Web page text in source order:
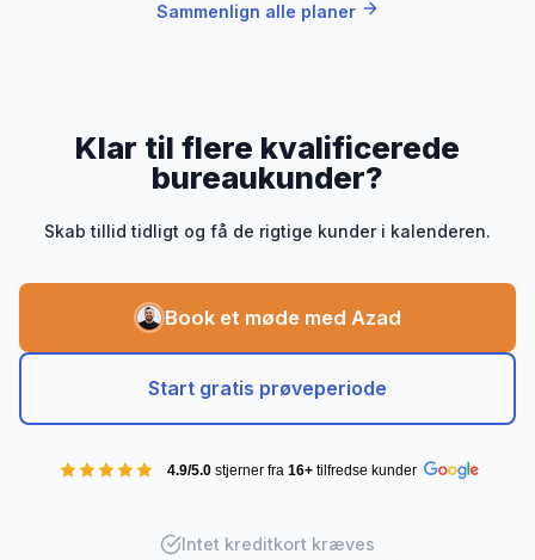
Sammenlign alle planer
Klar til flere kvalificerede
bureaukunder?
Skab tillid tidligt og få de rigtige kunder i kalenderen.
Book et møde med Azad
Start gratis prøveperiode
4.9/5.0 stjerner fra 16+ tilfredse kunder
Intet kreditkort kræves